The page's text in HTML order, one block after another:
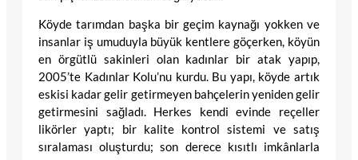
Köyde tarımdan başka bir geçim kaynağı yokken ve
insanlar iş umuduyla büyük kentlere göçerken, köyün
en örgütlü sakinleri olan kadınlar bir atak yapıp,
2005’te Kadınlar Kolu’nu kurdu. Bu yapı, köyde artık
eskisi kadar gelir getirmeyen bahçelerin yeniden gelir
getirmesini sağladı. Herkes kendi evinde reçeller
likörler yaptı; bir kalite kontrol sistemi ve satış
sıralaması oluşturdu; son derece kısıtlı imkânlarla